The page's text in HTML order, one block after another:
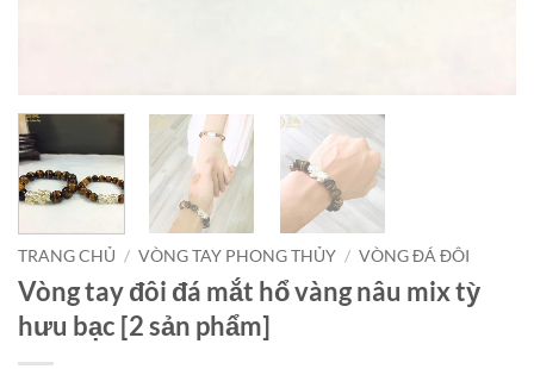
TRANG CHỦ / VÒNG TAY PHONG THỦY / VÒNG ĐÁ ĐÔI
Vòng tay đôi đá mắt hổ vàng nâu mix tỳ
hưu bạc [2 sản phẩm]